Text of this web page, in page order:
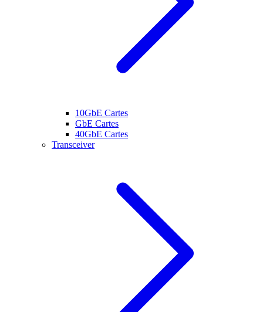
10GbE Cartes
GbE Cartes
40GbE Cartes
Transceiver